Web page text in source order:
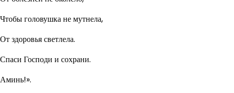
Чтобы головушка не мутнела,
От здоровья светлела.
Спаси Господи и сохрани.
Аминь!».